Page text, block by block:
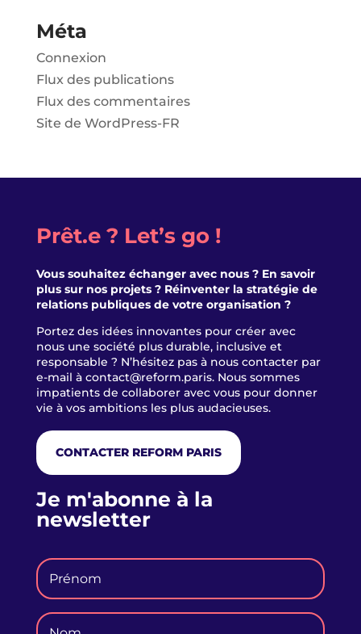
Méta
Connexion
Flux des publications
Flux des commentaires
Site de WordPress-FR
Prêt.e ? Let’s go !
Vous souhaitez échanger avec nous ? En savoir
plus sur nos projets ? Réinventer la stratégie de
relations publiques de votre organisation ?
Portez des idées innovantes pour créer avec
nous une société plus durable, inclusive et
responsable ? N’hésitez pas à nous contacter par
e-mail à contact@reform.paris. Nous sommes
impatients de collaborer avec vous pour donner
vie à vos ambitions les plus audacieuses.
CONTACTER REFORM PARIS
Je m'abonne à la
newsletter